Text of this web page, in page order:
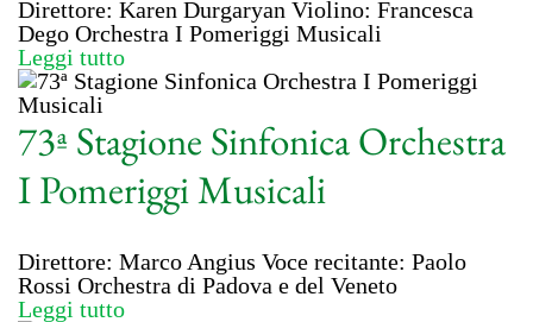
Direttore: Karen Durgaryan Violino: Francesca
Dego Orchestra I Pomeriggi Musicali
Leggi tutto
73ª Stagione Sinfonica Orchestra
I Pomeriggi Musicali
Direttore: Marco Angius Voce recitante: Paolo
Rossi Orchestra di Padova e del Veneto
Leggi tutto